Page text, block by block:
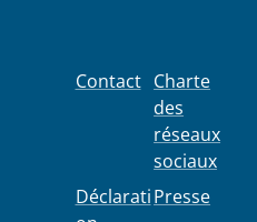
Contact
Déclarati
Charte
des
réseaux
sociaux
Presse